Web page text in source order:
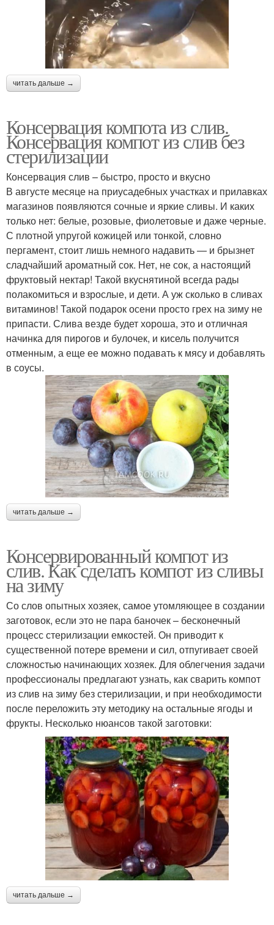
читать дальше →
Консервация компота из слив.
Консервация компот из слив без
стерилизации
Консервация слив – быстро, просто и вкусно
В августе месяце на приусадебных участках и прилавках
магазинов появляются сочные и яркие сливы. И каких
только нет: белые, розовые, фиолетовые и даже черные.
С плотной упругой кожицей или тонкой, словно
пергамент, стоит лишь немного надавить — и брызнет
сладчайший ароматный сок. Нет, не сок, а настоящий
фруктовый нектар! Такой вкуснятиной всегда рады
полакомиться и взрослые, и дети. А уж сколько в сливах
витаминов! Такой подарок осени просто грех на зиму не
припасти. Слива везде будет хороша, это и отличная
начинка для пирогов и булочек, и кисель получится
отменным, а еще ее можно подавать к мясу и добавлять
в соусы.
читать дальше →
Консервированный компот из
слив. Как сделать компот из сливы
на зиму
Со слов опытных хозяек, самое утомляющее в создании
заготовок, если это не пара баночек – бесконечный
процесс стерилизации емкостей. Он приводит к
существенной потере времени и сил, отпугивает своей
сложностью начинающих хозяек. Для облегчения задачи
профессионалы предлагают узнать, как сварить компот
из слив на зиму без стерилизации, и при необходимости
после переложить эту методику на остальные ягоды и
фрукты. Несколько нюансов такой заготовки:
читать дальше →